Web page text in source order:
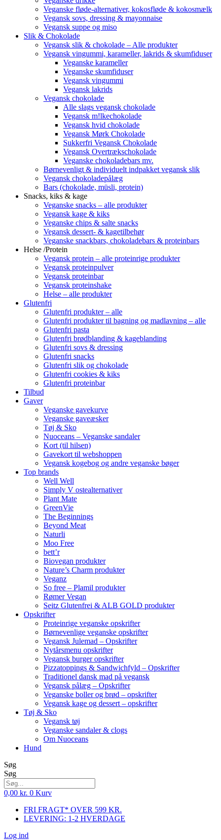
Veganske fløde-alternativer, kokosfløde & kokosmælk
Vegansk sovs, dressing & mayonnaise
Vegansk suppe og miso
Slik & Chokolade
Vegansk slik & chokolade – Alle produkter
Vegansk vingummi, karameller, lakrids & skumfiduser
Veganske karameller
Veganske skumfiduser
Vegansk vingummi
Vegansk lakrids
Vegansk chokolade
Alle slags vegansk chokolade
Vegansk m!lkechokolade
Vegansk hvid chokolade
Vegansk Mørk Chokolade
Sukkerfri Vegansk Chokolade
Vegansk Overtrækschokolade
Veganske chokoladebars mv.
Børnevenligt & individuelt indpakket vegansk slik
Vegansk chokoladepålæg
Bars (chokolade, müsli, protein)
Snacks, kiks & kage
Veganske snacks – alle produkter
Vegansk kage & kiks
Veganske chips & salte snacks
Vegansk dessert- & kagetilbehør
Veganske snackbars, chokoladebars & proteinbars
Helse /Protein
Vegansk protein – alle proteinrige produkter
Vegansk proteinpulver
Vegansk proteinbar
Vegansk proteinshake
Helse – alle produkter
Glutenfri
Glutenfri produkter – alle
Glutenfri produkter til bagning og madlavning – alle
Glutenfri pasta
Glutenfri brødblanding & kageblanding
Glutenfri sovs & dressing
Glutenfri snacks
Glutenfri slik og chokolade
Glutenfri cookies & kiks
Glutenfri proteinbar
Tilbud
Gaver
Veganske gavekurve
Veganske gaveæsker
Tøj & Sko
Nuoceans – Veganske sandaler
Kort (til hilsen)
Gavekort til webshoppen
Vegansk kogebog og andre veganske bøger
Top brands
Well Well
Simply V ostealternativer
Plant Mate
GreenVie
The Beginnings
Beyond Meat
Naturli
Moo Free
bett’r
Biovegan produkter
Nature’s Charm produkter
Veganz
So free – Plamil produkter
Rømer Vegan
Seitz Glutenfrei & ALB GOLD produkter
Opskrifter
Proteinrige veganske opskrifter
Børnevenlige veganske opskrifter
Vegansk Julemad – Opskrifter
Nytårsmenu opskrifter
Vegansk burger opskrifter
Pizzatoppings & Sandwichfyld – Opskrifter
Traditionel dansk mad på vegansk
Vegansk pålæg – Opskrifter
Veganske boller og brød – opskrifter
Vegansk kage og dessert – opskrifter
Tøj & Sko
Vegansk tøj
Veganske sandaler & clogs
Om Nuoceans
Hund
Søg
Søg
0,00 kr. 0 Kurv
FRI FRAGT* OVER 599 KR.
LEVERING: 1-2 HVERDAGE
Log ind